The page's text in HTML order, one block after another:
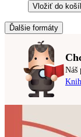
Vložiť do
Ďalšie formáty
Náš